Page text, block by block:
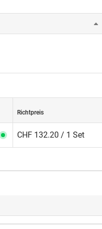
Richtpreis
CHF 132.20 / 1 Set